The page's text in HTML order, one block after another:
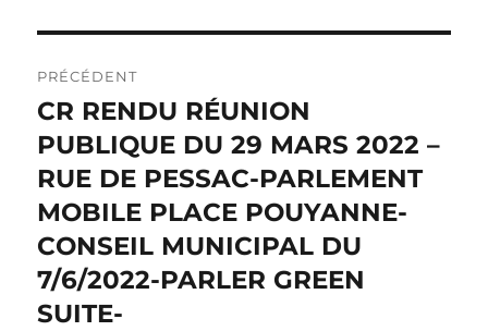
de
l’article
PRÉCÉDENT
Publication
précédente :
CR RENDU RÉUNION
PUBLIQUE DU 29 MARS 2022 –
RUE DE PESSAC-PARLEMENT
MOBILE PLACE POUYANNE-
CONSEIL MUNICIPAL DU
7/6/2022-PARLER GREEN
SUITE-